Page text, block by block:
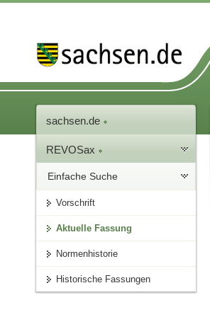
sachsen.de
REVOSax
Einfache Suche
Vorschrift
Aktuelle Fassung
Normenhistorie
Historische Fassungen